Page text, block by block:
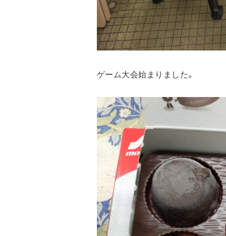
ゲーム大会始まりました。